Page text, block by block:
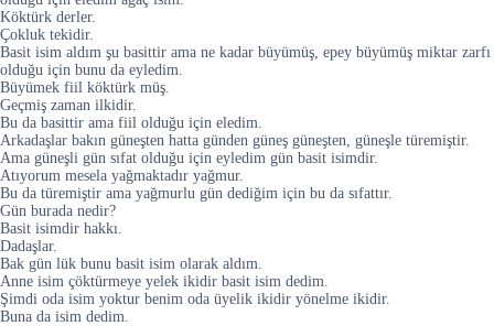
Köktürk derler.
Çokluk tekidir.
Basit isim aldım şu basittir ama ne kadar büyümüş, epey büyümüş miktar zarfı
olduğu için bunu da eyledim.
Büyümek fiil köktürk müş.
Geçmiş zaman ilkidir.
Bu da basittir ama fiil olduğu için eledim.
Arkadaşlar bakın güneşten hatta günden güneş güneşten, güneşle türemiştir.
Ama güneşli gün sıfat olduğu için eyledim gün basit isimdir.
Atıyorum mesela yağmaktadır yağmur.
Bu da türemiştir ama yağmurlu gün dediğim için bu da sıfattır.
Gün burada nedir?
Basit isimdir hakkı.
Dadaşlar.
Bak gün lük bunu basit isim olarak aldım.
Anne isim çöktürmeye yelek ikidir basit isim dedim.
Şimdi oda isim yoktur benim oda üyelik ikidir yönelme ikidir.
Buna da isim dedim.